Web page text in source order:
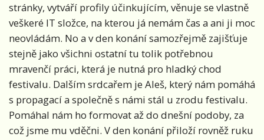
stránky, vytváří profily účinkujícím, věnuje se vlastně
veškeré IT složce, na kterou já nemám čas a ani ji moc
neovládám. No a v den konání samozřejmě zajišťuje
stejně jako všichni ostatní tu tolik potřebnou
mravenčí práci, která je nutná pro hladký chod
festivalu. Dalším srdcařem je Aleš, který nám pomáhá
s propagací a společně s námi stál u zrodu festivalu.
Pomáhal nám ho formovat až do dnešní podoby, za
což jsme mu vděčni. V den konání přiloží rovněž ruku